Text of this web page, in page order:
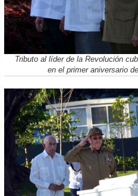
Tributo al líder de la Revolución
en el primer aniversario